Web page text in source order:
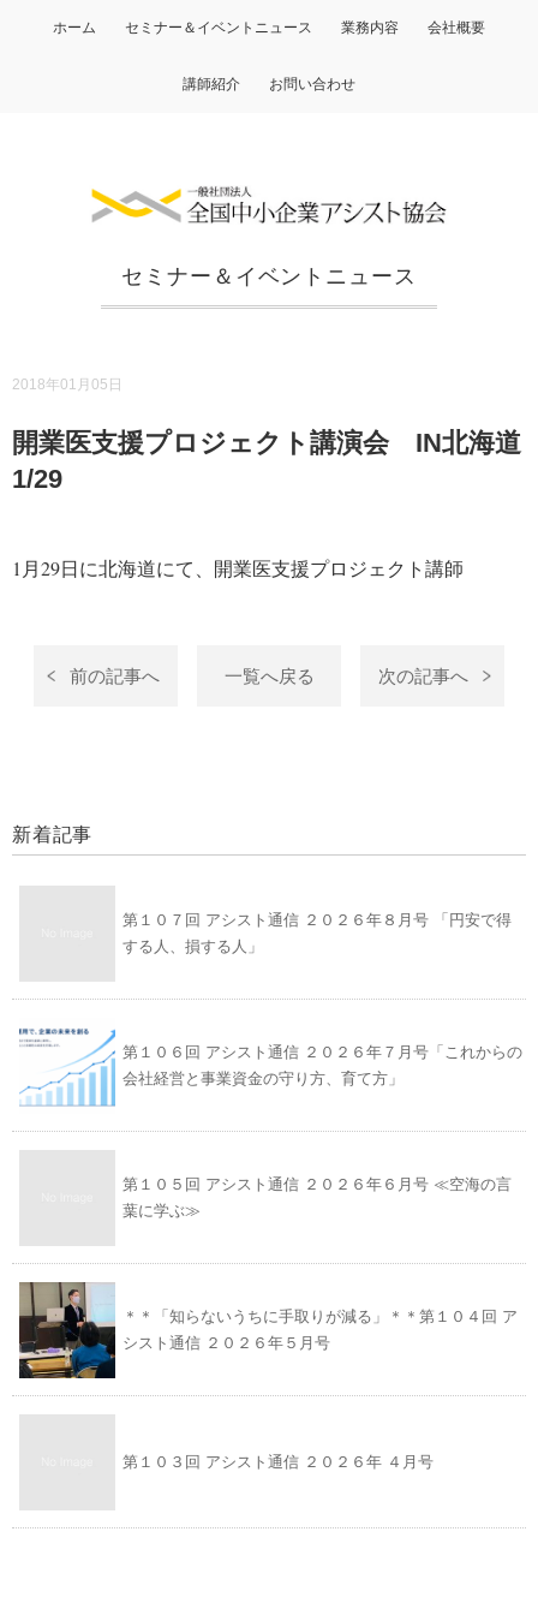
ホーム セミナー＆イベントニュース 業務内容 会社概要
講師紹介 お問い合わせ
セミナー＆イベントニュース
2018年01月05日
開業医支援プロジェクト講演会 IN北海道
1/29
1月29日に北海道にて、開業医支援プロジェクト講師
前の記事へ 一覧へ戻る 次の記事へ
新着記事
第１０７回 アシスト通信 ２０２６年８月号 「円安で得
する人、損する人」
第１０６回 アシスト通信 ２０２６年７月号「これからの
会社経営と事業資金の守り方、育て方」
第１０５回 アシスト通信 ２０２６年６月号 ≪空海の言
葉に学ぶ≫
＊＊「知らないうちに手取りが減る」＊＊第１０４回 ア
シスト通信 ２０２６年５月号
第１０３回 アシスト通信 ２０２６年 ４月号